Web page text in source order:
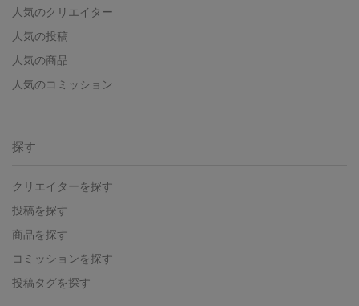
人気のクリエイター
人気の投稿
人気の商品
人気のコミッション
探す
クリエイターを探す
投稿を探す
商品を探す
コミッションを探す
投稿タグを探す